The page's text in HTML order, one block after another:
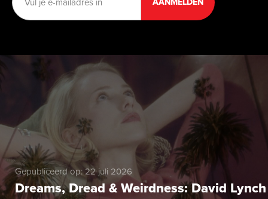
mailadres
Gepubliceerd op: 22 juli 2026
Dreams, Dread & Weirdness: David Lynch